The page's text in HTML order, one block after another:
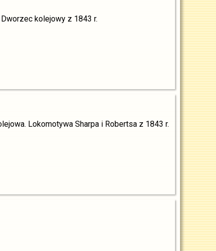
kolejowy z 1843 r.
Lokomotywa Sharpa i Robertsa z 1843 r.